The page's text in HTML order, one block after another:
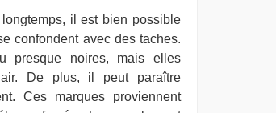
il est bien possible
confondent avec des taches.
presque noires, mais elles
De plus, il peut paraître
Ces marques proviennent